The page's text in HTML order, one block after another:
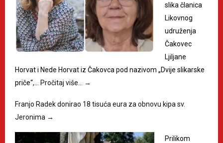
slika članica
Likovnog
udruženja
Čakovec
Ljiljane
Horvat i Nede Horvat iz Čakovca pod nazivom „Dvije slikarske
priče“,…
Pročitaj više… →
Franjo Radek donirao 18 tisuća eura za obnovu kipa sv.
Jeronima →
Prilikom